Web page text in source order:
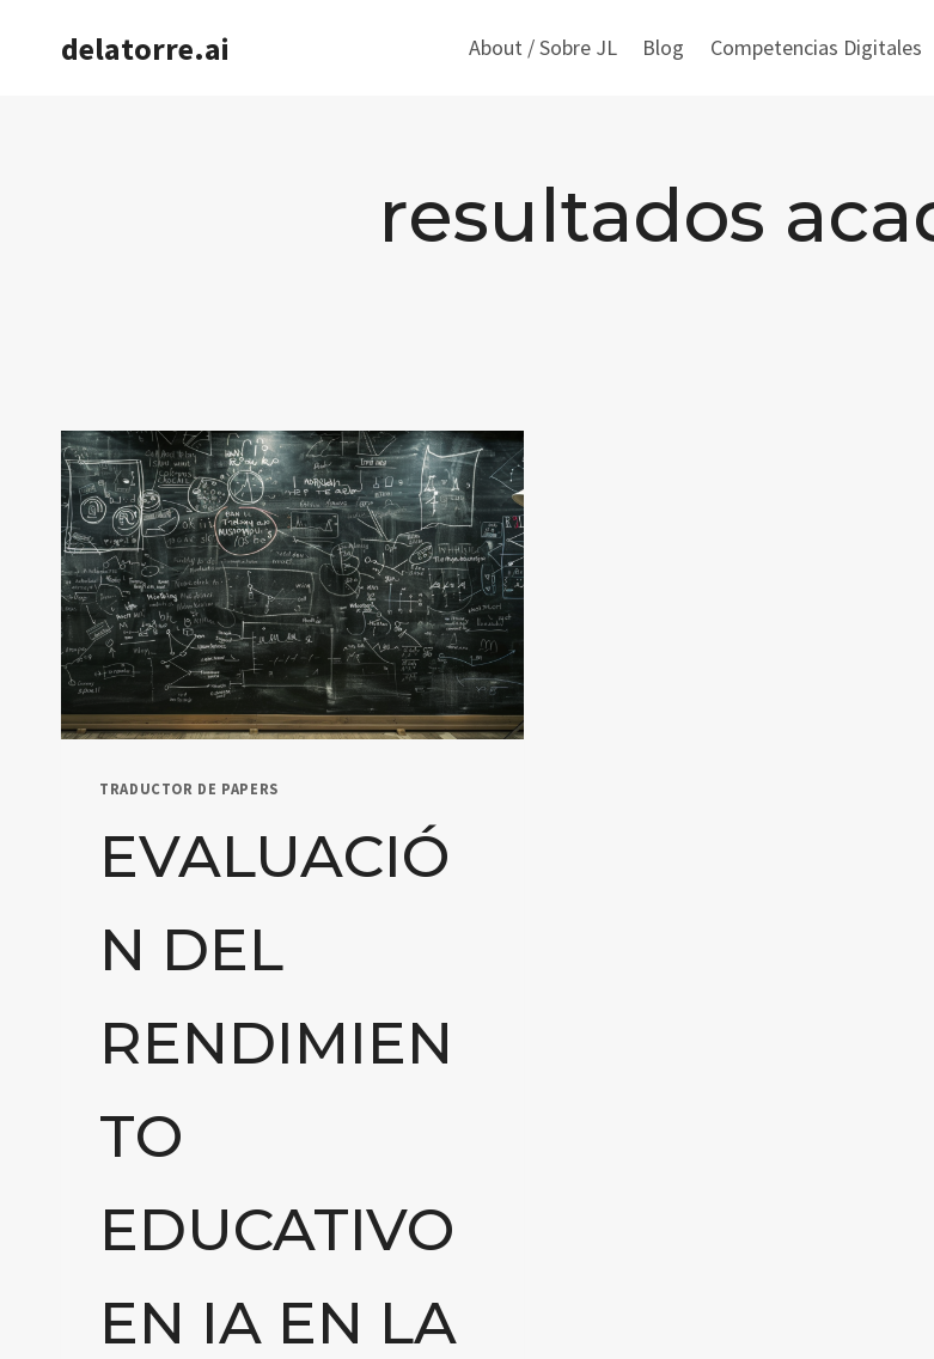
delatorre.ai About / Sobre JL Blog Competencias Digitales
resultados
TRADUCTOR DE PAPERS
EVALUACIÓ
N DEL
RENDIMIEN
TO
EDUCATIVO
EN IA EN LA